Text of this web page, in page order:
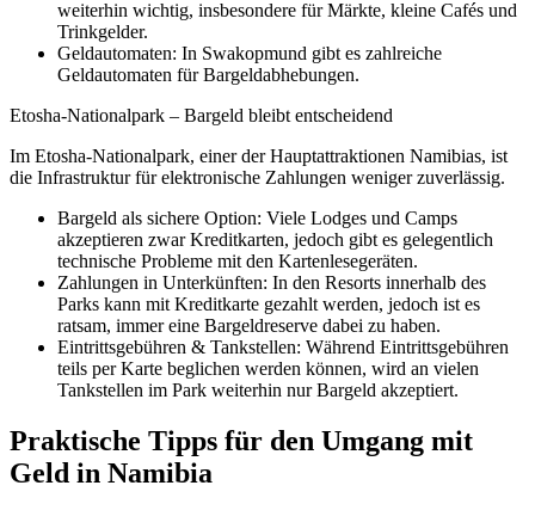
weiterhin wichtig, insbesondere für Märkte, kleine Cafés und
Trinkgelder.
Geldautomaten: In Swakopmund gibt es zahlreiche
Geldautomaten für Bargeldabhebungen.
Etosha-Nationalpark – Bargeld bleibt entscheidend
Im Etosha-Nationalpark, einer der Hauptattraktionen Namibias, ist
die Infrastruktur für elektronische Zahlungen weniger zuverlässig.
Bargeld als sichere Option: Viele Lodges und Camps
akzeptieren zwar Kreditkarten, jedoch gibt es gelegentlich
technische Probleme mit den Kartenlesegeräten.
Zahlungen in Unterkünften: In den Resorts innerhalb des
Parks kann mit Kreditkarte gezahlt werden, jedoch ist es
ratsam, immer eine Bargeldreserve dabei zu haben.
Eintrittsgebühren & Tankstellen: Während Eintrittsgebühren
teils per Karte beglichen werden können, wird an vielen
Tankstellen im Park weiterhin nur Bargeld akzeptiert.
Praktische Tipps für den Umgang mit
Geld in Namibia